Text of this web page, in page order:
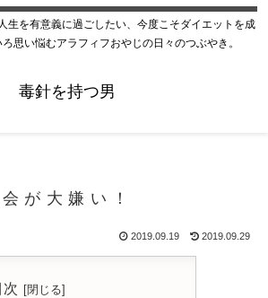
生を有意義に過ごしたい、今度こそダイエットを成
思い悩むアラフィフおやじの日々のつぶやき。
毒針を持つ男
が大嫌い！
2019.09.19 2019.09.29
次